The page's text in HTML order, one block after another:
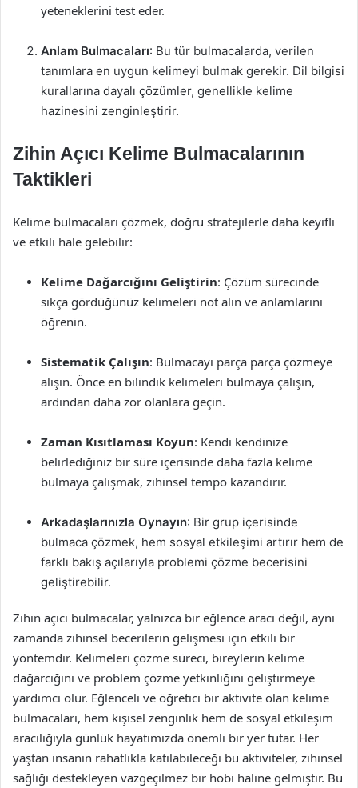
yeteneklerini test eder.
Anlam Bulmacaları: Bu tür bulmacalarda, verilen
tanımlara en uygun kelimeyi bulmak gerekir. Dil bilgisi
kurallarına dayalı çözümler, genellikle kelime
hazinesini zenginleştirir.
Zihin Açıcı Kelime Bulmacalarının
Taktikleri
Kelime bulmacaları çözmek, doğru stratejilerle daha keyifli
ve etkili hale gelebilir:
Kelime Dağarcığını Geliştirin: Çözüm sürecinde
sıkça gördüğünüz kelimeleri not alın ve anlamlarını
öğrenin.
Sistematik Çalışın: Bulmacayı parça parça çözmeye
alışın. Önce en bilindik kelimeleri bulmaya çalışın,
ardından daha zor olanlara geçin.
Zaman Kısıtlaması Koyun: Kendi kendinize
belirlediğiniz bir süre içerisinde daha fazla kelime
bulmaya çalışmak, zihinsel tempo kazandırır.
Arkadaşlarınızla Oynayın: Bir grup içerisinde
bulmaca çözmek, hem sosyal etkileşimi artırır hem de
farklı bakış açılarıyla problemi çözme becerisini
geliştirebilir.
Zihin açıcı bulmacalar, yalnızca bir eğlence aracı değil, aynı
zamanda zihinsel becerilerin gelişmesi için etkili bir
yöntemdir. Kelimeleri çözme süreci, bireylerin kelime
dağarcığını ve problem çözme yetkinliğini geliştirmeye
yardımcı olur. Eğlenceli ve öğretici bir aktivite olan kelime
bulmacaları, hem kişisel zenginlik hem de sosyal etkileşim
aracılığıyla günlük hayatımızda önemli bir yer tutar. Her
yaştan insanın rahatlıkla katılabileceği bu aktiviteler, zihinsel
sağlığı destekleyen vazgeçilmez bir hobi haline gelmiştir. Bu